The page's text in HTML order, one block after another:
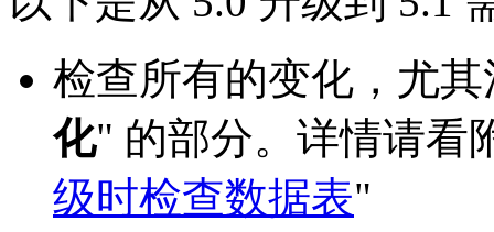
检查所有的变化，尤
化" 的部分。详情请看
级时检查数据表"